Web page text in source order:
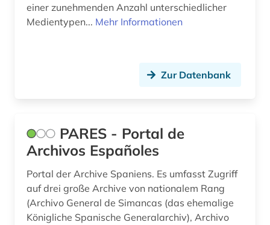
einer zunehmenden Anzahl unterschiedlicher
Medientypen... Mehr Informationen
Zur Datenbank
PARES - Portal de
Archivos Españoles
Portal der Archive Spaniens. Es umfasst Zugriff
auf drei große Archive von nationalem Rang
(Archivo General de Simancas (das ehemalige
Königliche Spanische Generalarchiv), Archivo